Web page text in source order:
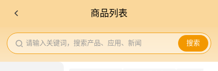
商品列表
请输入关键词，搜索产品、应用、新闻 搜索